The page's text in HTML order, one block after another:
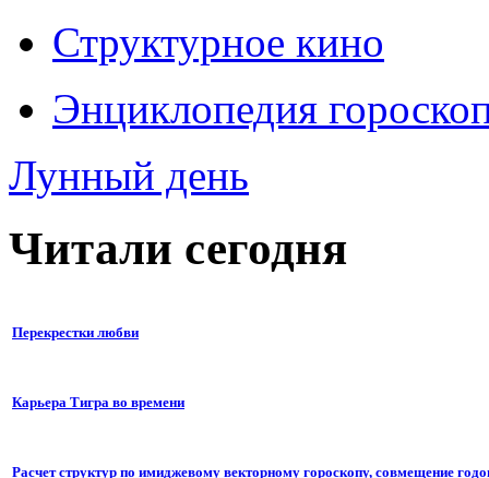
Структурное кино
Энциклопедия
Лунный день
Читали сегодня
Перекрестки любви
Карьера Тигра во времени
Расчет структур по имиджевому векторному гороскопу, совмещение